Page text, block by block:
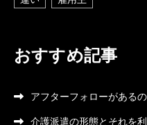
おすすめ記事
アフターフォローがある
介護派遣の形態とそれを